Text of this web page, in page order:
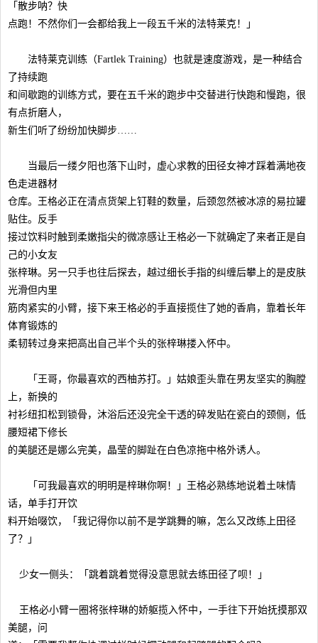
「散步呐？快
点跑！不然你们一会都给我上一段五千米的法特莱克！」
法特莱克训练（Fartlek Training）也就是速度游戏，是一种结合
了持续跑
和间歇跑的训练方式，要在五千米的跑步中交替进行快跑和慢跑，很
有点折磨人，
新生们听了纷纷加快脚步……
当最后一缕夕阳也落下山时，虚心求教的田径女神才踩着满地夜
色走进器材
仓库。王格必正在清点货架上钉鞋的数量，后颈忽然被冰凉的易拉罐
贴住。反手
接过饮料时触到柔嫩指尖的微凉感让王格必一下就确定了来者正是自
己的小女友
张梓琳。另一只手也往后探去，越过细长手指的纠缠后攀上的是皮肤
光滑但内里
筋肉紧实的小臂，接下来王格必的手直接揽住了她的香肩，靠着长年
体育锻炼的
柔韧转过身来把高出自己半个头的张梓琳搂入怀中。
「王哥，你最喜欢的西柚苏打。」姑娘歪头靠在男友坚实的胸膛
上，新换的
衬衫纽扣松到锁骨，沐浴后还没完全干透的碎发贴在瓷白的颈侧，低
腰短裙下修长
的美腿还是娜么完美，晶莹的脚趾在白色凉拖中格外诱人。
「可我最喜欢的明明是梓琳你啊！」王格必熟练地说着土味情
话，单手打开饮
料开始啜饮，「我记得你以前不是学跳舞的嘛，怎么又改练上田径
了？」
少女一侧头：「跳着跳着觉得没意思就去练田径了呗！」
王格必小臂一圈将张梓琳的娇躯揽入怀中，一手往下开始抚摸那双
美腿，问